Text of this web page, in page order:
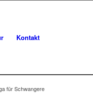
Kontakt
für Schwangere